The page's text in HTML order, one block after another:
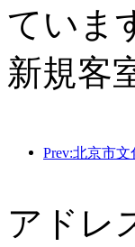
ていま
新規客
アドレ